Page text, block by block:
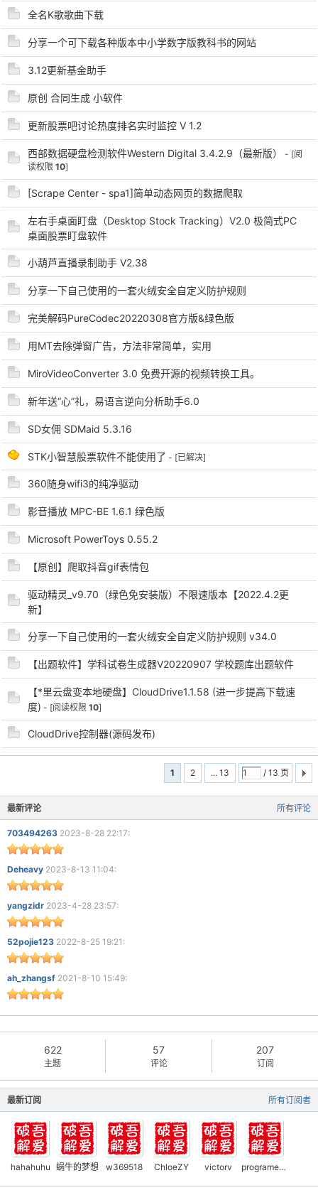
jie.
cn
全名K歌歌曲下载
分享一个可下载各种版本中小学数字版教科书的网站
3.12更新基金助手
原创 合同生成 小软件
更新股票吧讨论热度排名实时监控 V 1.2
西部数据硬盘检测软件Western Digital 3.4.2.9（最新版）
- [阅
读权限 10]
[Scrape Center - spa1]简单动态网页的数据爬取
左右手桌面盯盘（Desktop Stock Tracking）V2.0 极简式PC
桌面股票盯盘软件
小葫芦直播录制助手 V2.38
分享一下自己使用的一套火绒安全自定义防护规则
完美解码PureCodec20220308官方版&绿色版
用MT去除弹窗广告，方法非常简单，实用
MiroVideoConverter 3.0 免费开源的视频转换工具。
新年送“心”礼，易语言逆向分析助手6.0
SD女佣 SDMaid 5.3.16
STK小智慧股票软件不能使用了 - [已解决]
360随身wifi3的纯净驱动
影音播放 MPC-BE 1.6.1 绿色版
Microsoft PowerToys 0.55.2
【原创】爬取抖音gif表情包
驱动精灵_v9.70（绿色免安装版）不限速版本【2022.4.2更
新】
分享一下自己使用的一套火绒安全自定义防护规则 v34.0
【出题软件】学科试卷生成器V20220907 学校题库出题软件
【*里云盘变本地硬盘】CloudDrive1.1.58 (进一步提高下载速
度) - [阅读权限 10]
CloudDrive控制器(源码发布)
1 2 ... 13 / 13 页
所有评论
最新评论
703494263 2023-8-28 22:17:
Deheavy 2023-8-13 11:04:
yangzidr 2023-4-28 23:57:
52pojie123 2022-8-25 19:21:
ah_zhangsf 2021-8-10 15:49:
622
主题
57
评论
207
订阅
所有订阅者
最新订阅
hahahuhu 蜗牛的梦想 w369518 ChloeZY victorv programerni